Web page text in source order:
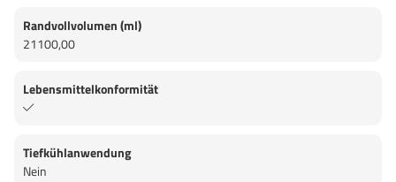
Randvollvolumen (ml)
21100,00
Lebensmittelkonformität
Tiefkühlanwendung
Nein